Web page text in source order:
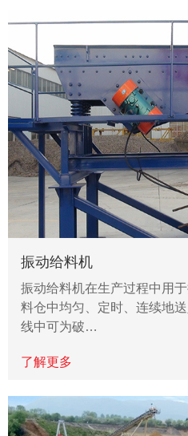
振动给料机
振动给料机在生产过程中用
料仓中均匀、定时、连续地
线中可为破…
了解更多